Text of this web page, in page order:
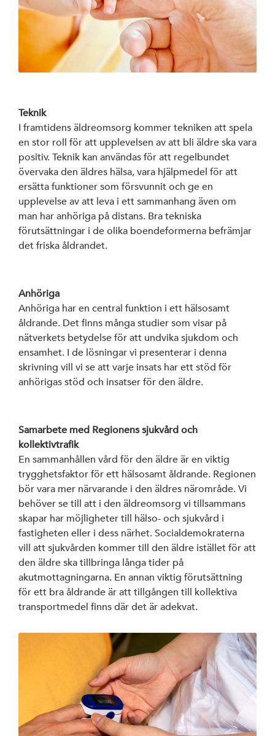
Teknik
I framtidens äldreomsorg kommer tekniken att spela
en stor roll för att upplevelsen av att bli äldre ska vara
positiv. Teknik kan användas för att regelbundet
övervaka den äldres hälsa, vara hjälpmedel för att
ersätta funktioner som försvunnit och ge en
upplevelse av att leva i ett sammanhang även om
man har anhöriga på distans. Bra tekniska
förutsättningar i de olika boendeformerna befrämjar
det friska åldrandet.
Anhöriga
Anhöriga har en central funktion i ett hälsosamt
åldrande. Det finns många studier som visar på
nätverkets betydelse för att undvika sjukdom och
ensamhet. I de lösningar vi presenterar i denna
skrivning vill vi se att varje insats har ett stöd för
anhörigas stöd och insatser för den äldre.
Samarbete med Regionens sjukvård och
kollektivtrafik
En sammanhållen vård för den äldre är en viktig
trygghetsfaktor för ett hälsosamt åldrande. Regionen
bör vara mer närvarande i den äldres närområde. Vi
behöver se till att i den äldreomsorg vi tillsammans
skapar har möjligheter till hälso- och sjukvård i
fastigheten eller i dess närhet. Socialdemokraterna
vill att sjukvården kommer till den äldre istället för att
den äldre ska tillbringa långa tider på
akutmottagningarna. En annan viktig förutsättning
för ett bra åldrande är att tillgången till kollektiva
transportmedel finns där det är adekvat.